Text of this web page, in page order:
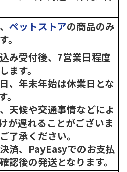
ペットストアの商品のみ
。
み受付後、7営業日程度
ます。
、年末年始は休業日とな
天候や交通事情などによ
が遅れることがございま
了承ください。
済、PayEasyでのお支払
認後の発送となります。